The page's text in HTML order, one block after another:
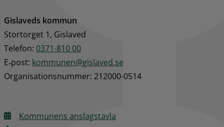
Gislaveds kommun
Stortorget 1, Gislaved
Telefon: 0371-810 00
E‑post: kommunen@gislaved.se
Organisationsnummer: 212000-0514
Kommunens anslagstavla